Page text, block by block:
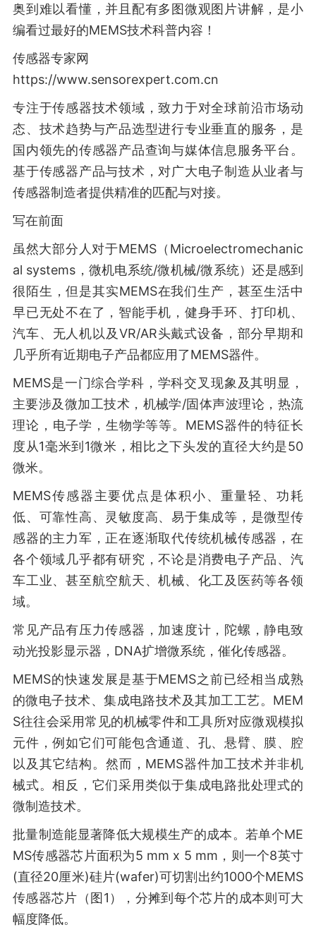
奥到难以看懂，并且配有多图微观图片讲解，是小
编看过最好的MEMS技术科普内容！
传感器专家网
https://www.sensorexpert.com.cn
专注于传感器技术领域，致力于对全球前沿市场动
态、技术趋势与产品选型进行专业垂直的服务，是
国内领先的传感器产品查询与媒体信息服务平台。
基于传感器产品与技术，对广大电子制造从业者与
传感器制造者提供精准的匹配与对接。
写在前面
虽然大部分人对于MEMS（Microelectromechanic
al systems，微机电系统/微机械/微系统）还是感到
很陌生，但是其实MEMS在我们生产，甚至生活中
早已无处不在了，智能手机，健身手环、打印机、
汽车、无人机以及VR/AR头戴式设备，部分早期和
几乎所有近期电子产品都应用了MEMS器件。
MEMS是一门综合学科，学科交叉现象及其明显，
主要涉及微加工技术，机械学/固体声波理论，热流
理论，电子学，生物学等等。MEMS器件的特征长
度从1毫米到1微米，相比之下头发的直径大约是50
微米。
MEMS传感器主要优点是体积小、重量轻、功耗
低、可靠性高、灵敏度高、易于集成等，是微型传
感器的主力军，正在逐渐取代传统机械传感器，在
各个领域几乎都有研究，不论是消费电子产品、汽
车工业、甚至航空航天、机械、化工及医药等各领
域。
常见产品有压力传感器，加速度计，陀螺，静电致
动光投影显示器，DNA扩增微系统，催化传感器。
MEMS的快速发展是基于MEMS之前已经相当成熟
的微电子技术、集成电路技术及其加工工艺。MEM
S往往会采用常见的机械零件和工具所对应微观模拟
元件，例如它们可能包含通道、孔、悬臂、膜、腔
以及其它结构。然而，MEMS器件加工技术并非机
械式。相反，它们采用类似于集成电路批处理式的
微制造技术。
批量制造能显著降低大规模生产的成本。若单个ME
MS传感器芯片面积为5 mm x 5 mm，则一个8英寸
(直径20厘米)硅片(wafer)可切割出约1000个MEMS
传感器芯片（图1），分摊到每个芯片的成本则可大
幅度降低。